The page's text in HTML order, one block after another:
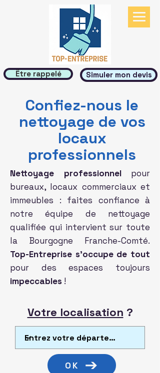
Être rappelé Simuler mon devis
Confiez-nous le
nettoyage de vos
locaux
professionnels
Nettoyage professionnelpour
bureaux, locaux commerciaux et
immeubles : faites confiance à
notre équipe de nettoyage
qualifiée qui intervient sur toute
la Bourgogne Franche-Comté.
Top-Entreprise s’occupe de tout
pour des espaces toujours
impeccables !
Votre localisation ?
OK